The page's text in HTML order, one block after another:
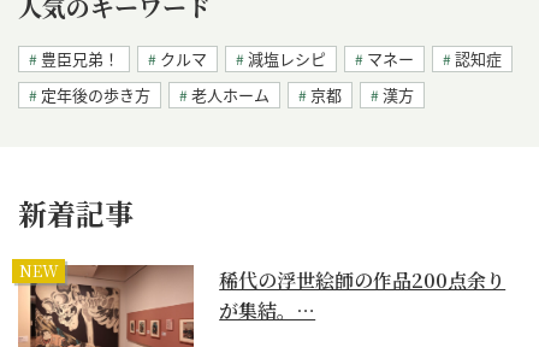
豊臣兄弟！ クルマ 減塩レシピ マネー
認知症
定年後の歩き方
老人ホーム 京都 漢方
新着記事
NEW
稀代の浮世絵師の作品200点余り
が集結。…